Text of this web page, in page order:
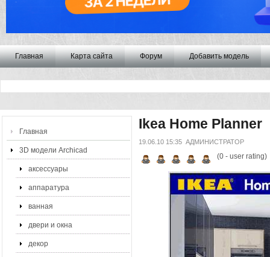
Главная Карта сайта Форум Добавить модель
Главная
3D модели Archicad
аксессуары
аппаратура
ванная
двери и окна
декор
Ikea Home Planner
19.06.10 15:35 АДМИНИСТРАТОР
(0- user rating)